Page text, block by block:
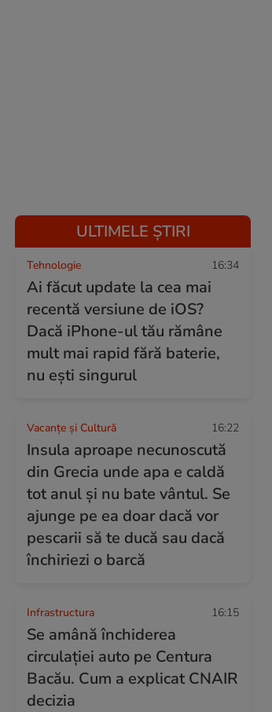
ULTIMELE ȘTIRI
Tehnologie 16:34
Ai făcut update la cea mai
recentă versiune de iOS?
Dacă iPhone-ul tău rămâne
mult mai rapid fără baterie,
nu ești singurul
Vacanțe și Cultură 16:22
Insula aproape necunoscută
din Grecia unde apa e caldă
tot anul și nu bate vântul. Se
ajunge pe ea doar dacă vor
pescarii să te ducă sau dacă
închiriezi o barcă
Infrastructura 16:15
Se amână închiderea
circulației auto pe Centura
Bacău. Cum a explicat CNAIR
decizia